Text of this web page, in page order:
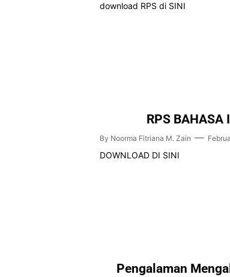
download RPS di SINI
RPS BAHASA
By Noorma Fitriana M. Zain
DOWNLOAD DI SINI
Pengalaman